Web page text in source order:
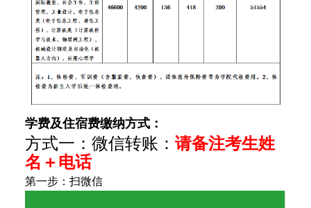
学费及住宿费缴纳方式：
方式一：微信转账： 请备注考生姓
名＋电话
第一步：扫微信